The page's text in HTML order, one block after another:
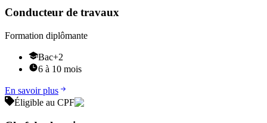
Conducteur de travaux
Formation diplômante
Bac+2
6 à 10 mois
En savoir plus
Éligible au CPF